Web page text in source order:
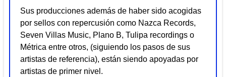
Sus producciones además de haber sido acogidas
por sellos con repercusión como Nazca Records,
Seven Villas Music, Plano B, Tulipa recordings o
Métrica entre otros, (siguiendo los pasos de sus
artistas de referencia), están siendo apoyadas por
artistas de primer nivel.